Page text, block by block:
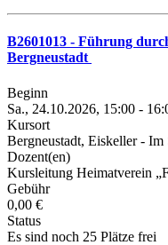
B2601013 - Führung
Bergneustadt
Beginn
Sa., 24.10.2026, 15:00 -
Kursort
Bergneustadt, Eiskeller - Im
Dozent(en)
Kursleitung Heimatverein
Gebühr
0,00 €
Status
Es sind noch 25 Plätze frei